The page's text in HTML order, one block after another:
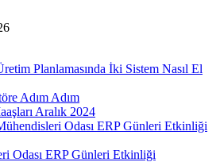
Planlamasında İki Sistem Nasıl El
Adım Adım
Aralık 2024
Odası ERP Günleri Etkinliği
Odası ERP Günleri Etkinliği